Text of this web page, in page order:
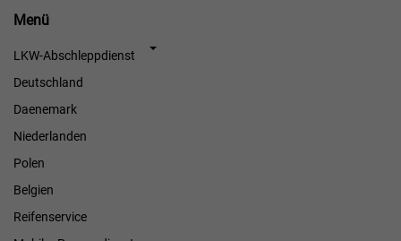
Menü
Menü
LKW-Abschleppdienst
Deutschland
Daenemark
Niederlanden
Polen
Belgien
Reifenservice